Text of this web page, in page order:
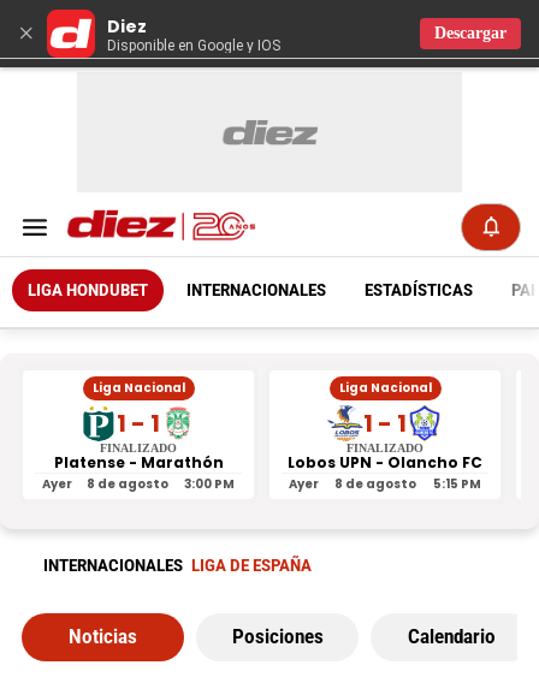
× Diez
Disponible en Google y IOS
Descargar
LIGA HONDUBET INTERNACIONALES ESTADÍSTICAS
Liga Nacional
1 - 1
FINALIZADO
Platense - Marathón
Ayer 8 de agosto 3:00 PM
Liga Nacional
1 - 1
FINALIZADO
Lobos UPN - Olancho FC
Ayer 8 de agosto 5:15 PM
INTERNACIONALES LIGA DE ESPAÑA
Noticias Posiciones Calendario